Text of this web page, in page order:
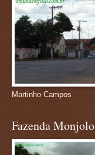
Martinho Campos
Fazenda Monjolo